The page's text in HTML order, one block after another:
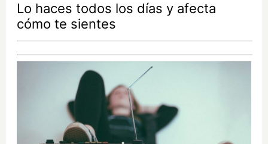
Lo haces todos los días y afecta
cómo te sientes